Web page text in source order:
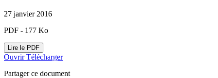
27 janvier 2016
PDF - 177 Ko
Lire le PDF
OuvrirTélécharger
Partager ce document